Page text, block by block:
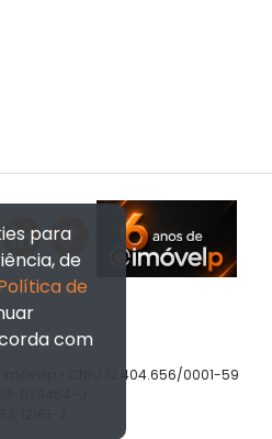
• CNPJ 12.404.656/0001-59
039454-J
12161-J
para
de
de
com